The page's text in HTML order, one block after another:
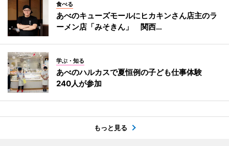
食べる
あべのキューズモールにヒカキンさん店主のラ
ーメン店「みそきん」 関西…
学ぶ・知る
あべのハルカスで夏恒例の子ども仕事体験
240人が参加
もっと見る